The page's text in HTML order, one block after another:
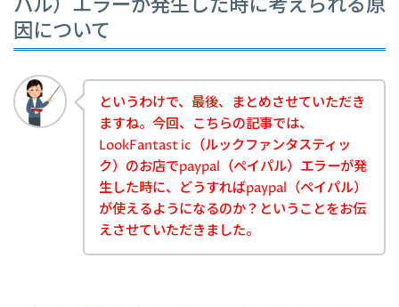
パル）エラーが発生した時に考えられる原
因について
というわけで、最後、まとめさせていただき
ますね。今回、こちらの記事では、
LookFantast ic（ルックファンタスティッ
ク）のお店でpaypal（ペイパル）エラーが発
生した時に、どうすればpaypal（ペイパル）
が使えるようになるのか？ということをお伝
えさせていただきました。